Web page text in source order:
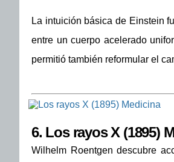
La intuición básica de Einstein
entre un cuerpo acelerado
permitió también reformular el
6. Los rayos X (1895)
Wilhelm Roentgen descubre